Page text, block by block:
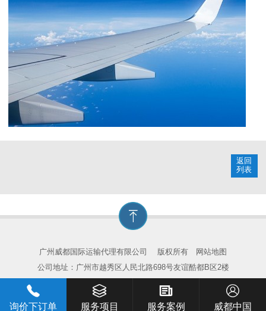
返回
列表
广州威都国际运输代理有限公司 版权所有
网站地图
公司地址：广州市越秀区人民北路698号友谊酷都B区2楼
询价下订单 服务项目 服务案例 威都中国